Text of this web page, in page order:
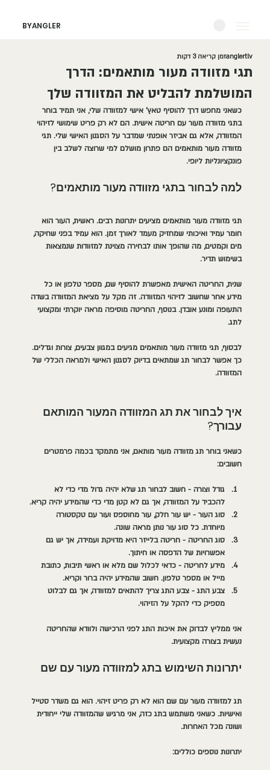
BYANGLER
תגי מזוודה מעור מותאמים: הדרך
המושלמת להבליט את המזוודה שלך
anglertlvזמן קריאה 3 דקות
כשאני מחפש דרך להוסיף טאץ' אישי למזוודה שלי, אני תמיד בוחר
בתגי מזוודה מעור עם חריטה אישית. הם לא רק פריט שימושי לזיהוי
המזוודה, אלא גם אביזר אופנתי שמדבר על הסגנון האישי שלי. תגי
מזוודה מעור מותאמים הם פתרון מושלם למי שרוצה לשלב בין
פונקציונליות ליופי.
למה לבחור בתגי מזוודה מעור מותאמים?
תגי מזוודה מעור מותאמים מציעים יתרונות רבים. ראשית, העור הוא
חומר עמיד ואיכותי שמחזיק מעמד לאורך זמן. הוא עמיד בפני שחיקה,
מים וקמטים, מה שהופך אותו לבחירה מצוינת למזוודות שנמצאות
בשימוש תדיר.
שנית, החריטה האישית מאפשרת להוסיף שם, מספר טלפון או כל
מידע אחר שחשוב לזיהוי המזוודה. זה מקל על מציאת המזוודה בשדה
התעופה ומונע אובדן. בנוסף, החריטה מוסיפה מראה יוקרתי ומקצועי
לתג.
לבסוף, תגי מזוודה מעור מותאמים מגיעים במגוון צבעים, צורות וגדלים.
כך אפשר לבחור תג שמתאים בדיוק לסגנון האישי ולמראה הכללי של
המזוודה.
איך לבחור את תג המזוודה המעור המותאם
עבורך?
כשאני בוחר תג מזוודה מעור מותאם, אני מתמקד בכמה פרמטרים
חשובים:
גודל וצורה - חשוב לבחור תג שלא יהיה גדול מדי כדי לא
להכביד על המזוודה, אך גם לא קטן מדי כדי שהמידע יהיה קריא.
סוג העור - יש עור חלק, עור מחוספס ועור עם טקסטורה
מיוחדת. כל סוג עור נותן מראה שונה.
סוג החריטה - חריטה בלייזר היא מדויקת ועמידה, אך יש גם
אפשרויות של הדפסה או חיתוך.
מידע לחריטה - כדאי לכלול שם מלא או ראשי תיבות, כתובת
מייל או מספר טלפון. חשוב שהמידע יהיה ברור וקריא.
צבע התג - צבע התג צריך להתאים למזוודה, אך גם לבלוט
מספיק כדי להקל על הזיהוי.
אני ממליץ לבדוק את איכות התג לפני הרכישה ולוודא שהחריטה
נעשית בצורה מקצועית.
יתרונות השימוש בתג למזוודה מעור עם שם
תג למזוודה מעור עם שם הוא לא רק פריט זיהוי. הוא גם משדר סטייל
ואישיות. כשאני משתמש בתג כזה, אני מרגיש שהמזוודה שלי ייחודית
ושונה מכל האחרות.
יתרונות נוספים כוללים: